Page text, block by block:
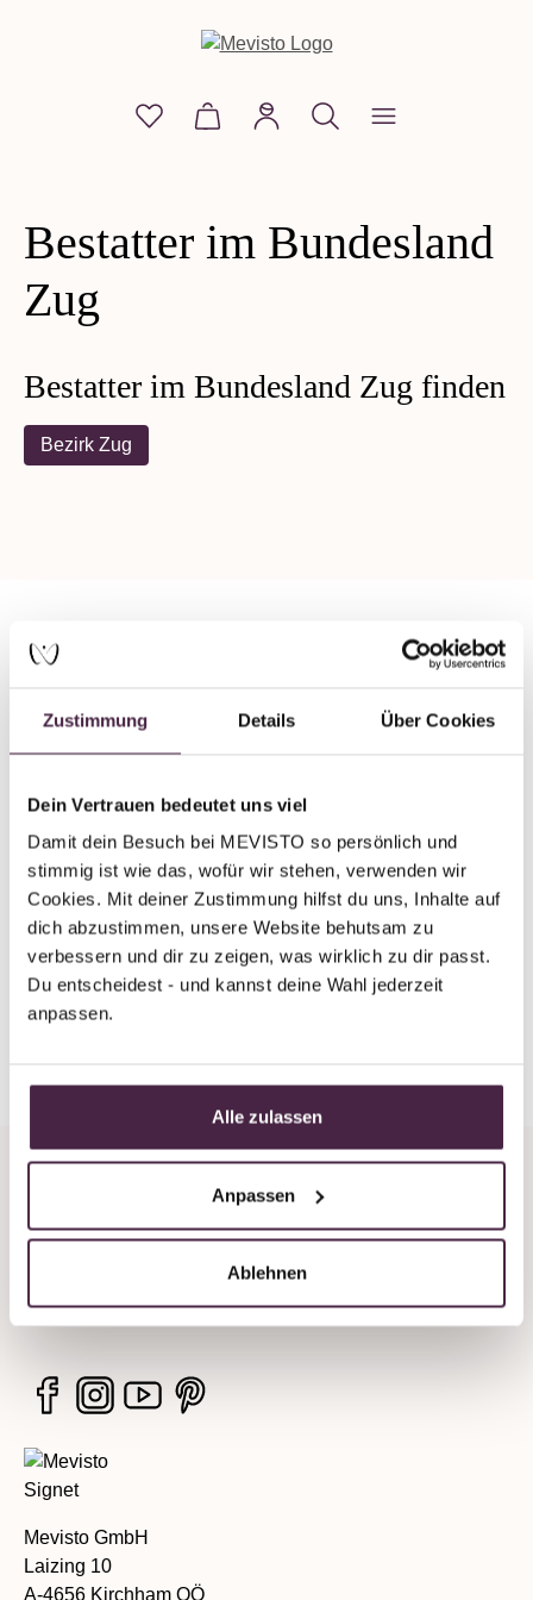
Zustimmung Details Über Cookies
Dein Vertrauen bedeutet uns viel
Damit dein Besuch bei MEVISTO so persönlich und
stimmig ist wie das, wofür wir stehen, verwenden wir
Cookies. Mit deiner Zustimmung hilfst du uns, Inhalte auf
dich abzustimmen, unsere Website behutsam zu
verbessern und dir zu zeigen, was wirklich zu dir passt.
Du entscheidest - und kannst deine Wahl jederzeit
anpassen.
Alle zulassen
Anpassen
Ablehnen
Du hast 0 Produkte auf dem Merkzettel
Warenkorb enthält 0 Positionen.
Bestatter im Bundesland
Zug
Bestatter im Bundesland Zug finden
Bezirk Zug
Humanbestattung
Zimmermann Bestattungen GmbH
Weinbergstrasse 10
Schweiz
Services
Mevisto GmbH
Laizing 10
A-4656 Kirchham OÖ